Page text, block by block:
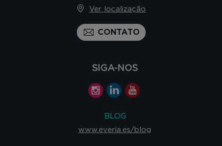
Ver localização
CONTATO
SIGA-NOS
BLOG
www.everia.es/blog